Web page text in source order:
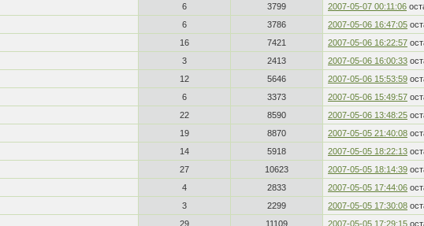
6 3799 2007-05-07 00:11:06
6 3786 2007-05-06 16:47:05
16 7421 2007-05-06 16:22:57
3 2413 2007-05-06 16:00:33
12 5646 2007-05-06 15:53:59
6 3373 2007-05-06 15:49:57
22 8590 2007-05-06 13:48:25
19 8870 2007-05-05 21:40:08
14 5918 2007-05-05 18:22:13
27 10623 2007-05-05 18:14:39
4 2833 2007-05-05 17:44:06
3 2299 2007-05-05 17:30:08
29 11109 2007-05-05 17:29:15